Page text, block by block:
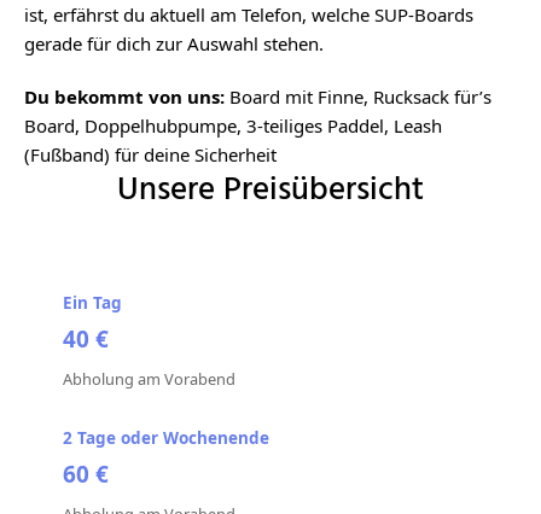
ist, erfährst du aktuell am Telefon, welche SUP-Boards
gerade für dich zur Auswahl stehen.
Du bekommt von uns: Board mit Finne, Rucksack für’s
Board, Doppelhubpumpe, 3-teiliges Paddel, Leash
(Fußband) für deine Sicherheit
Unsere Preisübersicht
40 €
Abholung am Vorabend
60 €